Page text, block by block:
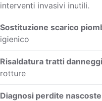
interventi invasivi inutili.
Sostituzione scarico
igienico
Risaldatura tratti
rotture
Diagnosi perdite nascoste